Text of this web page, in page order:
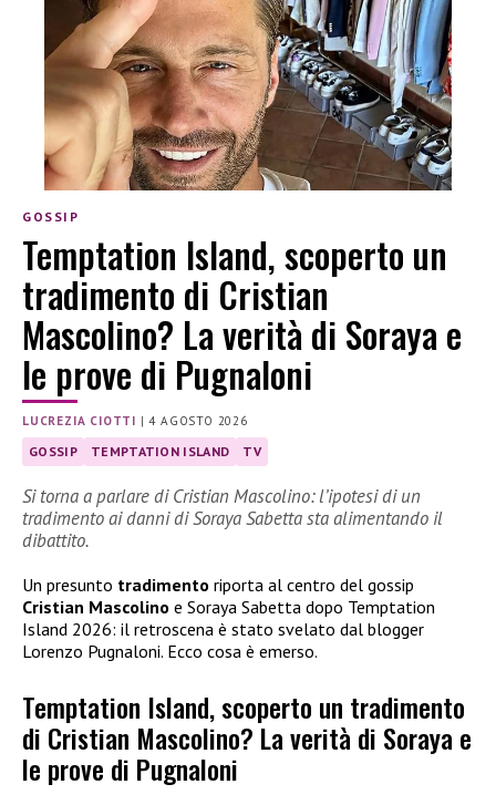
GOSSIP
Temptation Island, scoperto un
tradimento di Cristian
Mascolino? La verità di Soraya e
le prove di Pugnaloni
LUCREZIA CIOTTI |4 AGOSTO 2026
GOSSIP TEMPTATION ISLAND TV
Si torna a parlare di Cristian Mascolino: l’ipotesi di un
tradimento ai danni di Soraya Sabetta sta alimentando il
dibattito.
Un presunto tradimento riporta al centro del gossip
Cristian Mascolino e Soraya Sabetta dopo Temptation
Island 2026: il retroscena è stato svelato dal blogger
Lorenzo Pugnaloni. Ecco cosa è emerso.
Temptation Island, scoperto un tradimento
di Cristian Mascolino? La verità di Soraya e
le prove di Pugnaloni